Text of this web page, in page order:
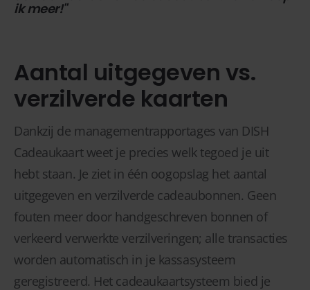
ik meer!"
Aantal uitgegeven vs.
verzilverde kaarten
Dankzij de managementrapportages van DISH
Cadeaukaart weet je precies welk tegoed je uit
hebt staan. Je ziet in één oogopslag het aantal
uitgegeven en verzilverde cadeaubonnen. Geen
fouten meer door handgeschreven bonnen of
verkeerd verwerkte verzilveringen; alle transacties
worden automatisch in je kassasysteem
geregistreerd. Het cadeaukaartsysteem bied je